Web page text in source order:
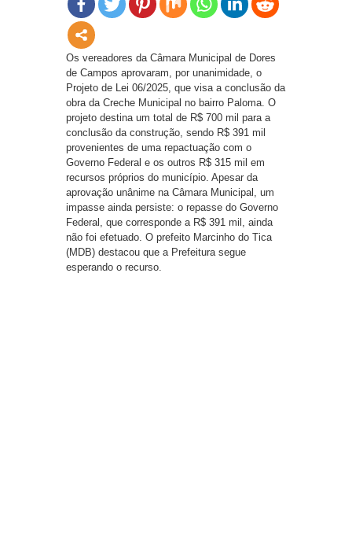
Os vereadores da Câmara Municipal de Dores
de Campos aprovaram, por unanimidade, o
Projeto de Lei 06/2025, que visa a conclusão da
obra da Creche Municipal no bairro Paloma. O
projeto destina um total de R$ 700 mil para a
conclusão da construção, sendo R$ 391 mil
provenientes de uma repactuação com o
Governo Federal e os outros R$ 315 mil em
recursos próprios do município. Apesar da
aprovação unânime na Câmara Municipal, um
impasse ainda persiste: o repasse do Governo
Federal, que corresponde a R$ 391 mil, ainda
não foi efetuado. O prefeito Marcinho do Tica
(MDB) destacou que a Prefeitura segue
esperando o recurso.